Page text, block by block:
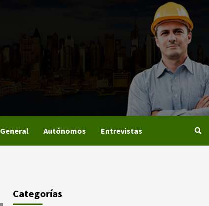
General Autónomos Entrevistas
Categorías